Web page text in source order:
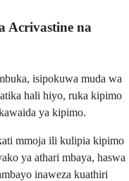
Acrivastine na
isipokuwa muda wa
hali hiyo, ruka kipimo
ya kipimo.
mmoja ili kulipia kipimo
ya athari mbaya, haswa
inaweza kuathiri